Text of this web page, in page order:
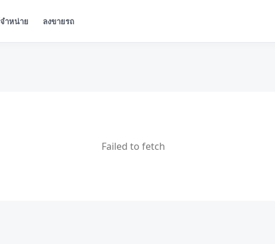
ำหน่าย ลงขายรถ
Failed to fetch